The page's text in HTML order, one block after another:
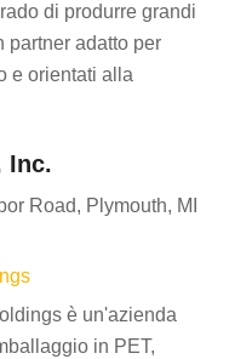
di produrre grandi
partner adatto per
e orientati alla
Inc.
Road, Plymouth, MI
è un'azienda
in PET,